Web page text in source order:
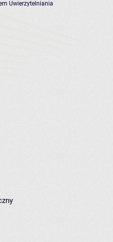
Uwierzytelniania